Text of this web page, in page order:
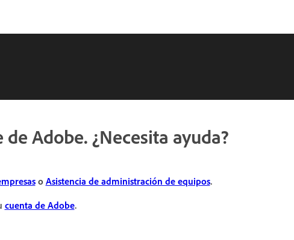
Adobe. ¿Necesita ayuda?
o Asistencia de administración de equipos.
cuenta de Adobe.